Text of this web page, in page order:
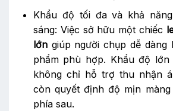
Khẩu độ tối đa và khả
sáng: Việc sở hữu một chiếc
lớn giúp người chụp dễ dàng
phẩm phù hợp. Khẩu độ
không chỉ hỗ trợ thu nhận
còn quyết định độ mịn
phía sau.